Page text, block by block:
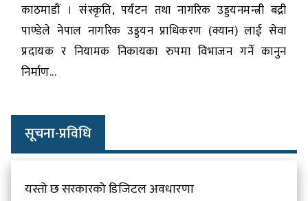
काठमाडौं । संस्कृति, पर्यटन तथा नागरिक उड्डयनमन्त्री बद्री
पाण्डेले नेपाल नागरिक उड्डयन प्राधिकरण (क्यान) लाई सेवा
प्रदायक र नियामक निकायका रुपमा विभाजन गर्ने कानुन
निर्माण...
सूचना-प्रविधि
यस्तो छ सरकारको डिजिटल अवधारणा